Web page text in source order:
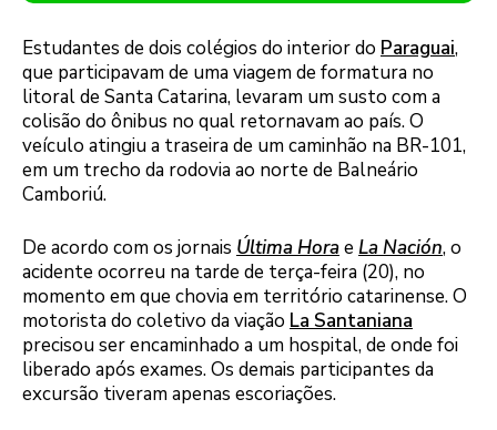
Estudantes de dois colégios do interior do Paraguai,
que participavam de uma viagem de formatura no
litoral de Santa Catarina, levaram um susto com a
colisão do ônibus no qual retornavam ao país. O
veículo atingiu a traseira de um caminhão na BR-101,
em um trecho da rodovia ao norte de Balneário
Camboriú.
De acordo com os jornais Última Horae La Nación, o
acidente ocorreu na tarde de terça-feira (20), no
momento em que chovia em território catarinense. O
motorista do coletivo da viação La Santaniana
precisou ser encaminhado a um hospital, de onde foi
liberado após exames. Os demais participantes da
excursão tiveram apenas escoriações.